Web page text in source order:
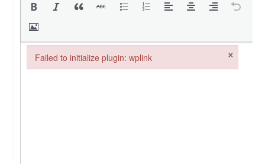
Failed to initialize plugin: wplink ×
Failed to initialize plugin: wplink